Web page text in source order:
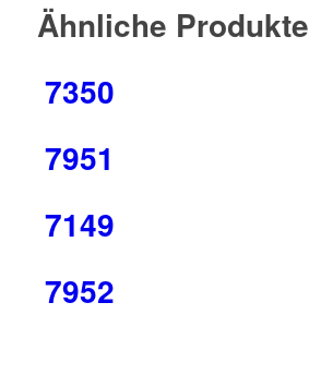
Ähnliche Produkte
7350
7951
7149
7952